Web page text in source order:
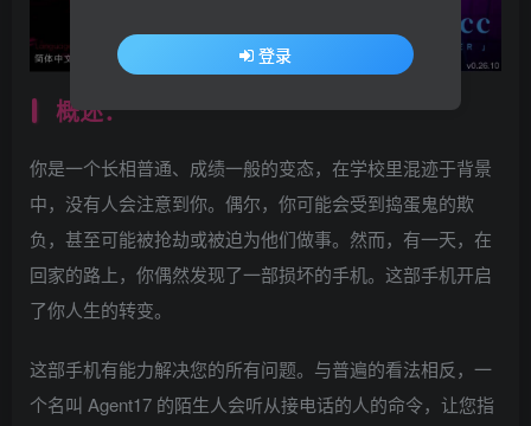
概述：
你是一个长相普通、成绩一般的变态，在学校里混迹于背景
中，没有人会注意到你。偶尔，你可能会受到捣蛋鬼的欺
负，甚至可能被抢劫或被迫为他们做事。然而，有一天，在
回家的路上，你偶然发现了一部损坏的手机。这部手机开启
了你人生的转变。
这部手机有能力解决您的所有问题。与普遍的看法相反，一
个名叫 Agent17 的陌生人会听从接电话的人的命令，让您指
登录